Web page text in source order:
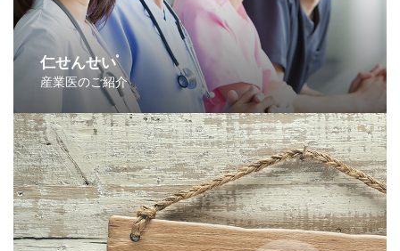
仁せんせい®
産業医のご紹介